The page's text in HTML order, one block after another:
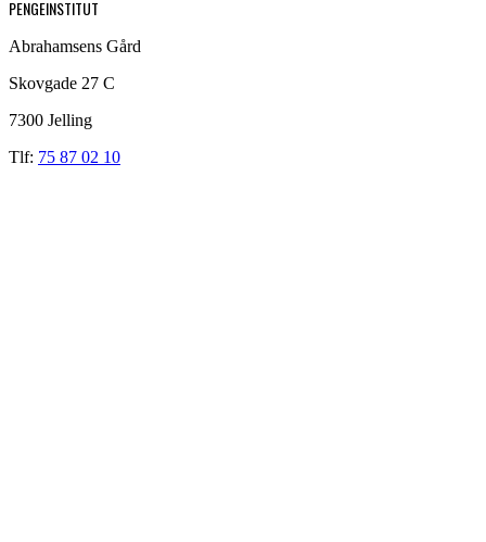
PENGEINSTITUT
Abrahamsens Gård
Skovgade 27 C
7300 Jelling
Tlf: 75 87 02 10